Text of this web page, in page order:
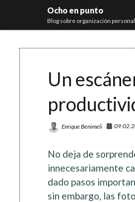
Ocho en punto
Blog sobre organización
Un
Enrique Benimeli
No deja de
innecesariamente
dado pasos
sin embargo, las